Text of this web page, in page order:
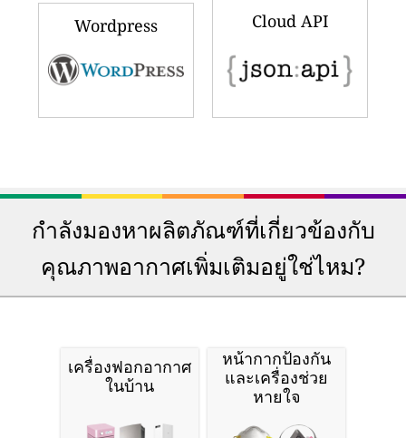
Wordpress Cloud API
กำลังมองหาผลิตภัณฑ์ที่เกี่ยวข้องกับ
คุณภาพอากาศเพิ่มเติมอยู่ใช่ไหม?
เครื่องฟอกอากาศ
ในบ้าน
หน้ากากป้องกัน
และเครื่องช่วย
หายใจ